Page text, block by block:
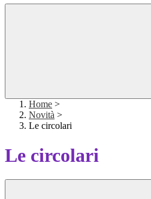
Home >
Novità >
Le circolari
Le circolari